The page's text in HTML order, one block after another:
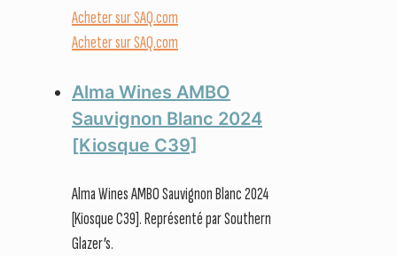
Acheter sur SAQ.com
Acheter sur SAQ.com
Alma Wines AMBO
Sauvignon Blanc 2024
[Kiosque C39]
Alma Wines AMBO Sauvignon Blanc 2024
[Kiosque C39]. Représenté par Southern
Glazer’s.